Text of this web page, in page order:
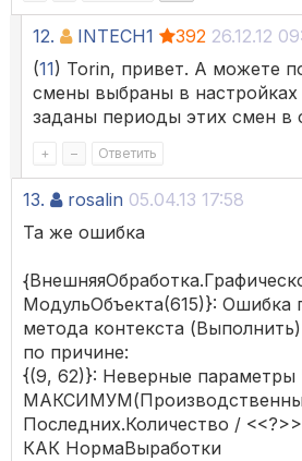
12. INTECH1 392 26.12.12
(11) Torin, привет. А можете
смены выбраны в настройках
заданы периоды этих смен в
+ – Ответить
13. rosalin 05.04.13 17:58
Та же ошибка
МодульОбъекта(615)}: Ошибка
метода контекста (Выполнить)
по причине:
{(9, 62)}: Неверные параметры
Последних.Количество /
КАК НормаВыработки